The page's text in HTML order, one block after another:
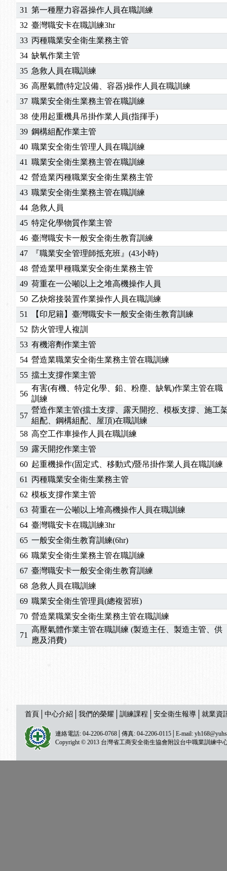
31 第一種壓力容器操作人員在職訓練
32 臺灣職安卡在職訓練3hr
33 丙種職業安全衛生業務主管
34 缺氧作業主管
35 急救人員在職訓練
36 高壓氣體(特定設備、容器)操作人員在職訓練
37 職業安全衛生業務主管在職訓練
38 使用起重機具吊掛作業人員(指揮手)
39 鋼構組配作業主管
40 職業安全衛生管理人員在職訓練
41 職業安全衛生業務主管在職訓練
42 營造業丙種職業安全衛生業務主管
43 職業安全衛生業務主管在職訓練
44 急救人員
45 特定化學物質作業主管
46 臺灣職安卡一般安全衛生教育訓練
47
『職業安全管理師抵充班』(43小時)
48 營造業甲種職業安全衛生業務主管
49 荷重在一公噸以上之堆高機操作人員
50 乙炔熔接裝置作業操作人員在職訓練
51
【印尼籍】臺灣職安卡一般安全衛生教育訓練
52 防火管理人複訓
53 有機溶劑作業主管
54 營造業職業安全衛生業務主管在職訓練
55 擋土支撐作業主管
56
有害(有機、特定化學、鉛、粉塵、缺氧)作業主管在職
訓練
57
營造作業主管(擋土支撐、露天開挖、模板支撐、施工
組配、鋼構組配、屋頂)在職訓練
58 高空工作車操作人員在職訓練
59 露天開挖作業主管
60 起重機操作(固定式、移動式)暨吊掛作業人員在職訓練
61 丙種職業安全衛生業務主管
62 模板支撐作業主管
63 荷重在一公噸以上堆高機操作人員在職訓練
64 臺灣職安卡在職訓練3hr
65 一般安全衛生教育訓練(6hr)
66 職業安全衛生業務主管在職訓練
67 臺灣職安卡一般安全衛生教育訓練
68 急救人員在職訓練
69 職業安全衛生管理員(總複習班)
70 營造業職業安全衛生業務主管在職訓練
71
高壓氣體作業主管在職訓練 (製造主任、製造主管、供
應及消費)
首頁 中心介紹 我們的榮耀 訓練課程 安全衛生報導 就業資
連絡電話: 04-2206-0768│傳真: 04-2206-0115│E-mail:
Copyright © 2013 台灣省工商安全衛生協會附設台中職業訓練中